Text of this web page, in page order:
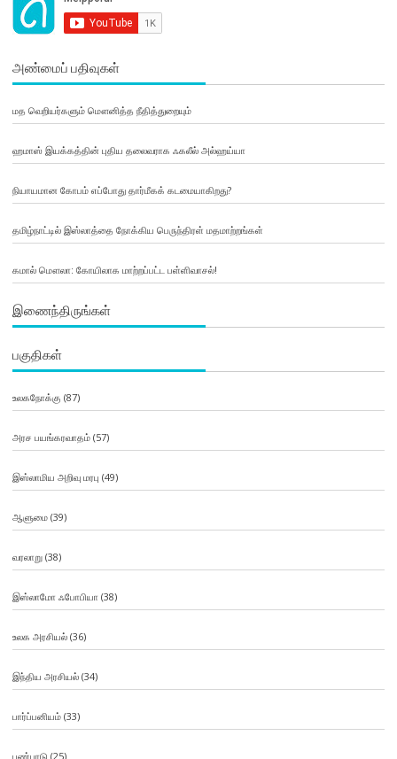
அண்மைப் பதிவுகள்
மத வெறியர்களும் மௌனித்த நீதித்துறையும்
ஹமாஸ் இயக்கத்தின் புதிய தலைவராக ஃகலீல் அல்ஹய்யா
நியாயமான கோபம் எப்போது தார்மீகக் கடமையாகிறது?
தமிழ்நாட்டில் இஸ்லாத்தை நோக்கிய பெருந்திரள் மதமாற்றங்கள்
கமால் மௌலா: கோயிலாக மாற்றப்பட்ட பள்ளிவாசல்!
இணைந்திருங்கள்
பகுதிகள்
உலகநோக்கு (87)
அரச பயங்கரவாதம்(57)
இஸ்லாமிய அறிவு மரபு (49)
ஆளுமை(39)
வரலாறு(38)
இஸ்லாமோ ஃபோபியா (38)
உலக அரசியல்(36)
இந்திய அரசியல்(34)
பார்ப்பனியம்(33)
பண்பாடு(25)